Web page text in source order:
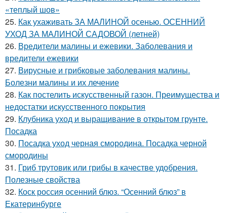
«теплый шов»
25. Как ухаживать ЗА МАЛИНОЙ осенью. ОСЕННИЙ
УХОД ЗА МАЛИНОЙ САДОВОЙ (летней)
26. Вредители малины и ежевики. Заболевания и
вредители ежевики
27. Вирусные и грибковые заболевания малины.
Болезни малины и их лечение
28. Как постелить искусственный газон. Преимущества и
недостатки искусственного покрытия
29. Клубника уход и выращивание в открытом грунте.
Посадка
30. Посадка уход черная смородина. Посадка черной
смородины
31. Гриб трутовик или грибы в качестве удобрения.
Полезные свойства
32. Коск россия осенний блюз. “Осенний блюз” в
Екатеринбурге